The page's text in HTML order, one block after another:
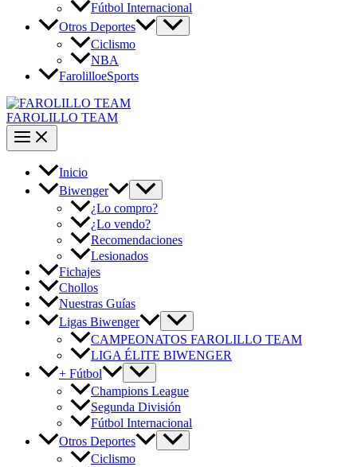
Fútbol Internacional
Otros Deportes
Ciclismo
NBA
FarolilloeSports
FAROLILLO TEAM
Inicio
Biwenger
¿Lo compro?
¿Lo vendo?
Recomendaciones
Lesionados
Fichajes
Chollos
Nuestras Guías
Ligas Biwenger
CAMPEONATOS FAROLILLO TEAM
LIGA ÉLITE BIWENGER
+ Fútbol
Champions League
Segunda División
Fútbol Internacional
Otros Deportes
Ciclismo